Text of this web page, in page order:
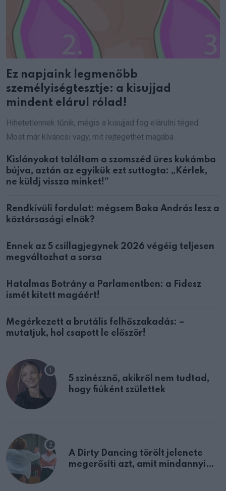
Ez napjaink legmenőbb
személyiségtesztje: a kisujjad
mindent elárul rólad!
Hihetetlennek tűnik, mégis a kisujjad fog elárulni téged.
Most már kíváncsi vagy, mit rejtegethet magába
Kislányokat találtam a szomszéd üres kukámba
bújva, aztán az egyikük ezt suttogta: „Kérlek,
ne küldj vissza minket!”
Rendkívüli fordulat: mégsem Baka András lesz a
köztársasági elnök?
Ennek az 5 csillagjegynek 2026 végéig teljesen
megváltozhat a sorsa
Hatalmas Botrány a Parlamentben: a Fidesz
ismét kitett magáért!
Megérkezett a brutális felhőszakadás: –
mutatjuk, hol csapott le először!
5 színésznő, akikről nem tudtad,
hogy fiúként születtek
A Dirty Dancing törölt jelenete
megerősíti azt, amit mindannyian